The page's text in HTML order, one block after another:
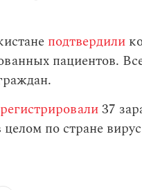
подтвердили
пациентов.
37
по стране